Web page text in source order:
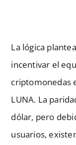
La lógica
incentivar el
criptomonedas
LUNA. La
dólar, pero
usuarios,